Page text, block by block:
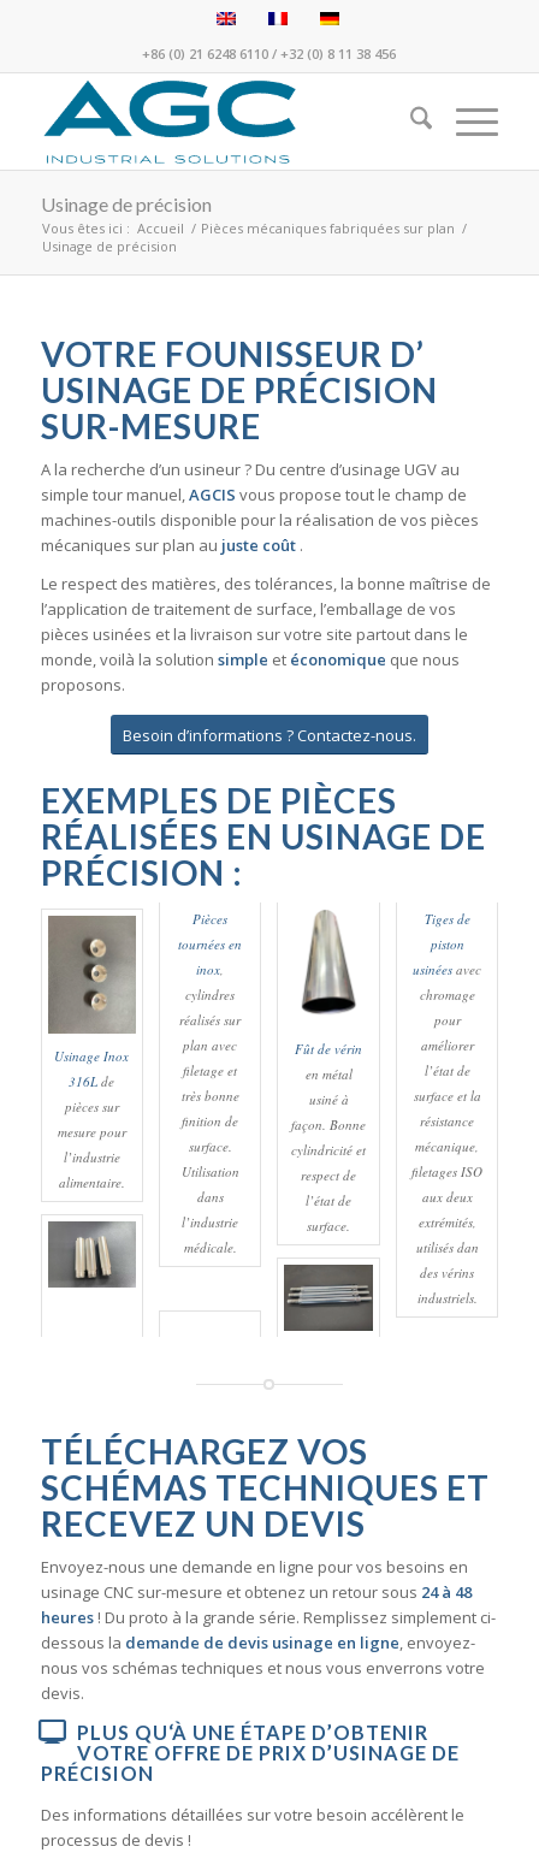
+86 (0) 21 6248 6110 /+32 (0) 8 11 38 456
Usinage de précision
Vous êtes ici : Accueil / Pièces mécaniques fabriquées sur plan /
Usinage de précision
VOTRE FOUNISSEUR D’
USINAGE DE PRÉCISION
SUR-MESURE
A la recherche d’un usineur ? Du centre d’usinage UGV au
simple tour manuel,AGCIS vous propose tout le champ de
machines-outils disponible pour la réalisation de vos pièces
mécaniques sur plan au juste coût .
Le respect des matières, des tolérances, la bonne maîtrise de
l’application de traitement de surface, l’emballage de vos
pièces usinées et la livraison sur votre site partout dans le
monde, voilà la solution simple et économique que nous
proposons.
Besoin d’informations ? Contactez-nous.
EXEMPLES DE PIÈCES
RÉALISÉES EN USINAGE DE
PRÉCISION :
Usinage Inox
316L de
pièces sur
mesure pour
l’industrie
alimentaire.
Pièces
tournées en
inox,
cylindres
réalisés sur
plan avec
filetage et
très bonne
finition de
surface.
Utilisation
dans
l’industrie
médicale.
Fût de vérin
en métal
usiné à
façon. Bonne
cylindricité et
respect de
l’état de
surface.
Tiges de
piston
usinées avec
chromage
pour
améliorer
l’état de
surface et la
résistance
mécanique,
filetages ISO
aux deux
extrémités,
utilisés dan
des vérins
industriels.
TÉLÉCHARGEZ VOS
SCHÉMAS TECHNIQUES ET
RECEVEZ UN DEVIS
Envoyez-nous une demande en ligne pour vos besoins en
usinage CNC sur-mesure et obtenez un retour sous 24 à 48
heures! Du proto à la grande série. Remplissez simplement ci-
dessous la demande de devis usinage en ligne, envoyez-
nous vos schémas techniques et nous vous enverrons votre
devis.
PLUS QU‘À UNE ÉTAPE D’OBTENIR
VOTRE OFFRE DE PRIX D’USINAGE DE
PRÉCISION
Des informations détaillées sur votre besoin accélèrent le
processus de devis !